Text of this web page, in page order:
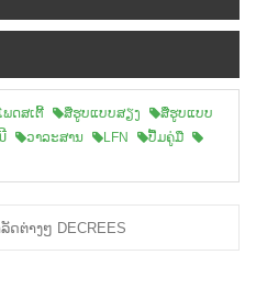
ພດສເຕີ້ ສືຮູບແບບສຽງ
ສື່ຮູບແບບ
ວາລະສານ LFN
ປື້ມຄູ່ມື
ດຕ່າງໆ DECREES